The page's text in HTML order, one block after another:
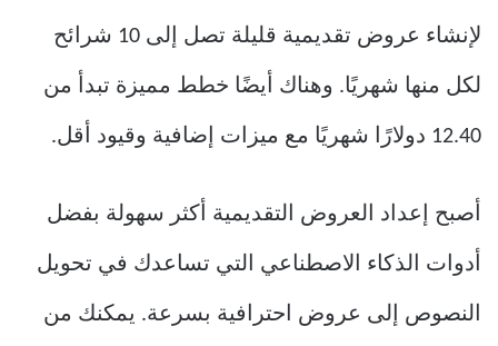
لإنشاء عروض تقديمية قليلة تصل إلى 10 شرائح
لكل منها شهريًا. وهناك أيضًا خطط مميزة تبدأ من
12.40 دولارًا شهريًا مع ميزات إضافية وقيود أقل.
أصبح إعداد العروض التقديمية أكثر سهولة بفضل
أدوات الذكاء الاصطناعي التي تساعدك في تحويل
النصوص إلى عروض احترافية بسرعة. يمكنك من